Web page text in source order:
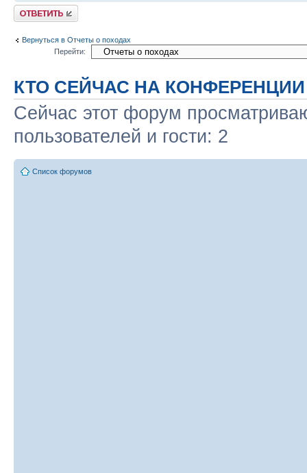
Ответить
Вернуться в Отчеты о походах
Перейти:
КТО СЕЙЧАС НА КОНФЕРЕНЦИИ
Сейчас этот форум
пользователей и гости: 2
Список форумов